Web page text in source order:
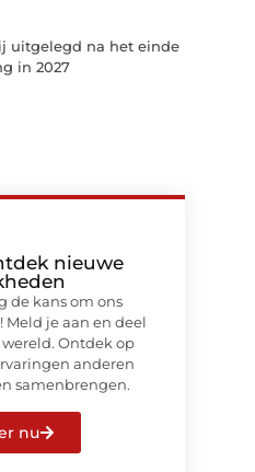
uitgelegd na het einde
in 2027
nieuwe
de kans om ons
je aan en deel
Ontdek op
anderen
samenbrengen.
nu